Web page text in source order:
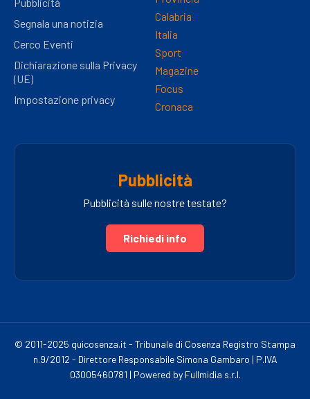
Segnala una notizia
Cerco Eventi
Dichiarazione sulla Privacy
(UE)
Impostazione privacy
Calabria
Italia
Sport
Magazine
Focus
Cronaca
Pubblicità
Pubblicità sulle nostre testate?
Richiedi info
© 2011-2025 quicosenza.it - Tribunale di Cosenza Registro Stampa
n.9/2012 - Direttore Responsabile Simona Gambaro | P.IVA
03005460781 | Powered by Fullmidia s.r.l.